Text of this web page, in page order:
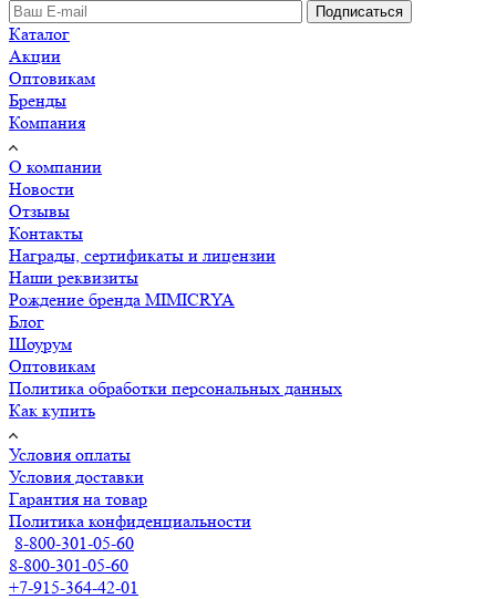
Подписаться
Каталог
Акции
Оптовикам
Бренды
Компания
О компании
Новости
Отзывы
Контакты
Награды, сертификаты и лицензии
Наши реквизиты
Рождение бренда MIMICRYA
Блог
Шоурум
Оптовикам
Политика обработки персональных данных
Как купить
Условия оплаты
Условия доставки
Гарантия на товар
Политика конфиденциальности
8-800-301-05-60
8-800-301-05-60
+7-915-364-42-01